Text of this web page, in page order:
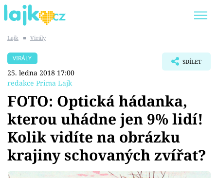
SHOPAHOLICADEL
Témata
Showbyznys
Youtubeři
Lajk ■ Virály
VIRÁLY
25. ledna 2018 17:00
redakce Prima Lajk
SDÍLET
FOTO: Optická hádanka,
kterou uhádne jen 9% lidí!
Kolik vidíte na obrázku
krajiny schovaných zvířat?